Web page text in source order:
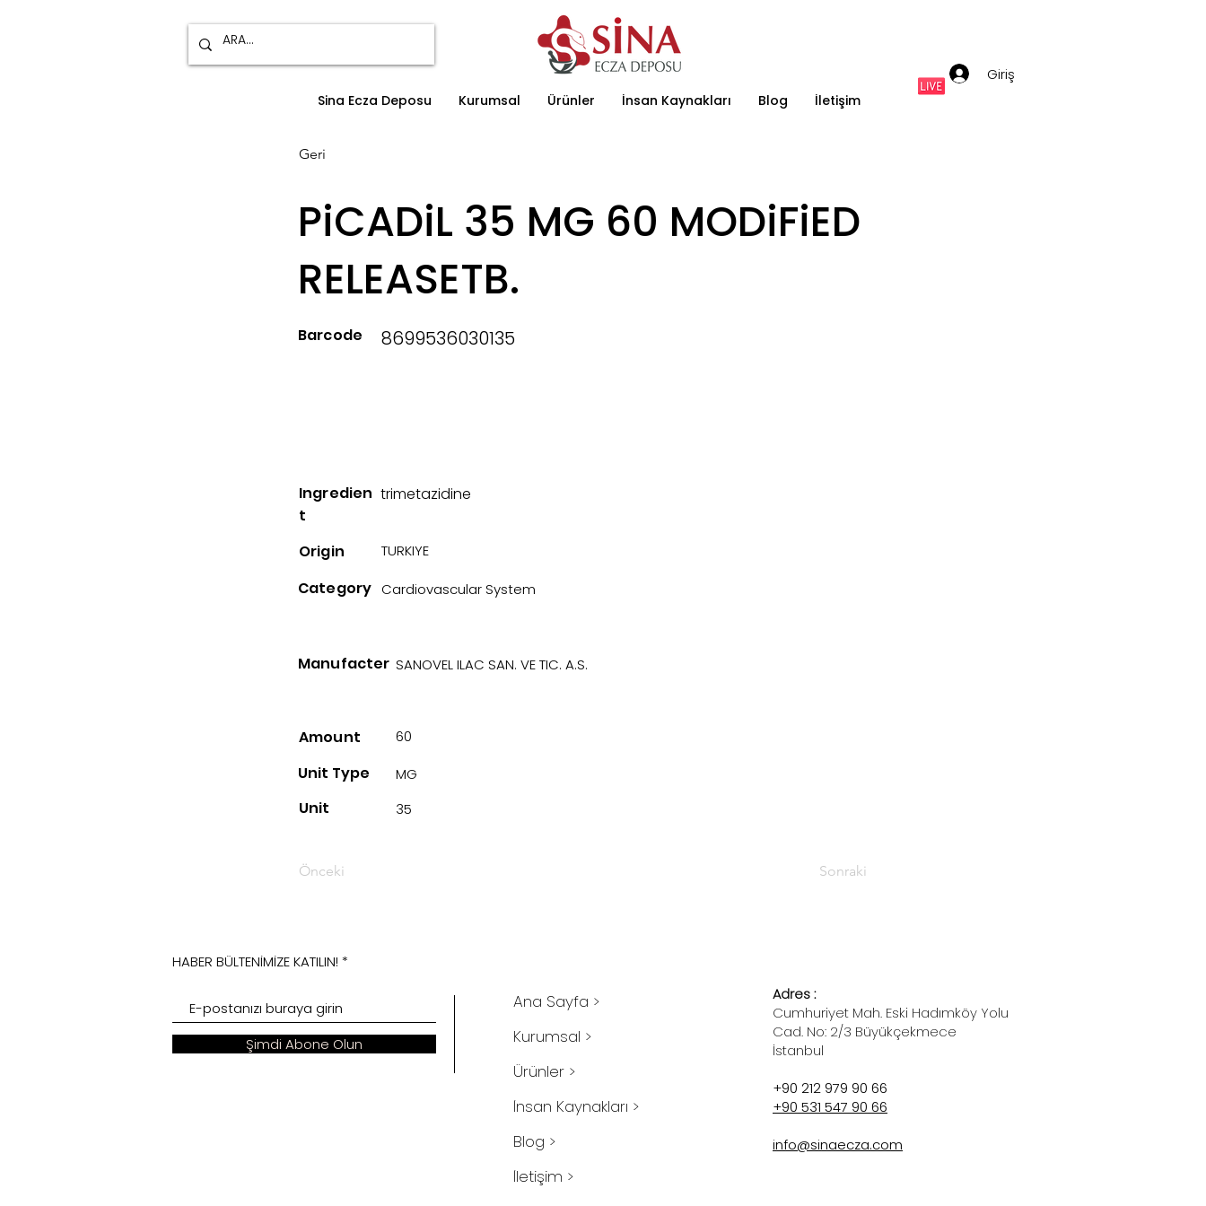
Giriş
Sina Ecza Deposu Kurumsal Ürünler İnsan Kaynakları Blog İletişim
Geri
PiCADiL 35 MG 60 MODiFiED
RELEASETB.
Barcode 8699536030135
Ingredien
t
trimetazidine
Origin TURKIYE
Category Cardiovascular System
Manufacter SANOVEL ILAC SAN. VE TIC. A.S.
Amount 60
Unit Type
Unit
MG
35
Önceki Sonraki
HABER BÜLTENİMİZE KATILIN!
Şimdi Abone Olun
Ana Sayfa >
Kurumsal >
Ürünler >
İnsan Kaynakları >
Blog >
İletişim >
Adres :
Cumhuriyet Mah. Eski Hadımköy Yolu
Cad. No: 2/3 Büyükçekmece
İstanbul
+90 212 979 90 66
+90 531 547 90 66
info@sinaecza.com